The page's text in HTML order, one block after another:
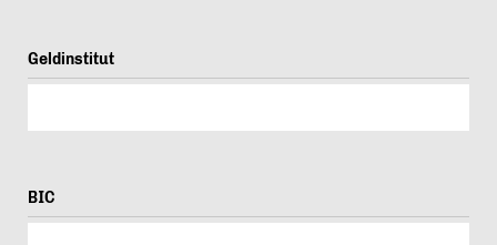
Geldinstitut
BIC